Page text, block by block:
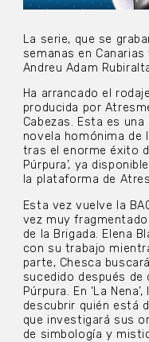
La serie, que se
semanas en
Andreu Adam
Ha arrancado el
producida por
Cabezas. Esta es
novela homónima de
tras el enorme éxito
Púrpura’, ya
la plataforma de
Esta vez vuelve la
vez muy
de la Brigada. Elena
con su trabajo
parte, Chesca
sucedido después de
Púrpura. En ‘La
descubrir quién está
que investigará sus
de simbología y